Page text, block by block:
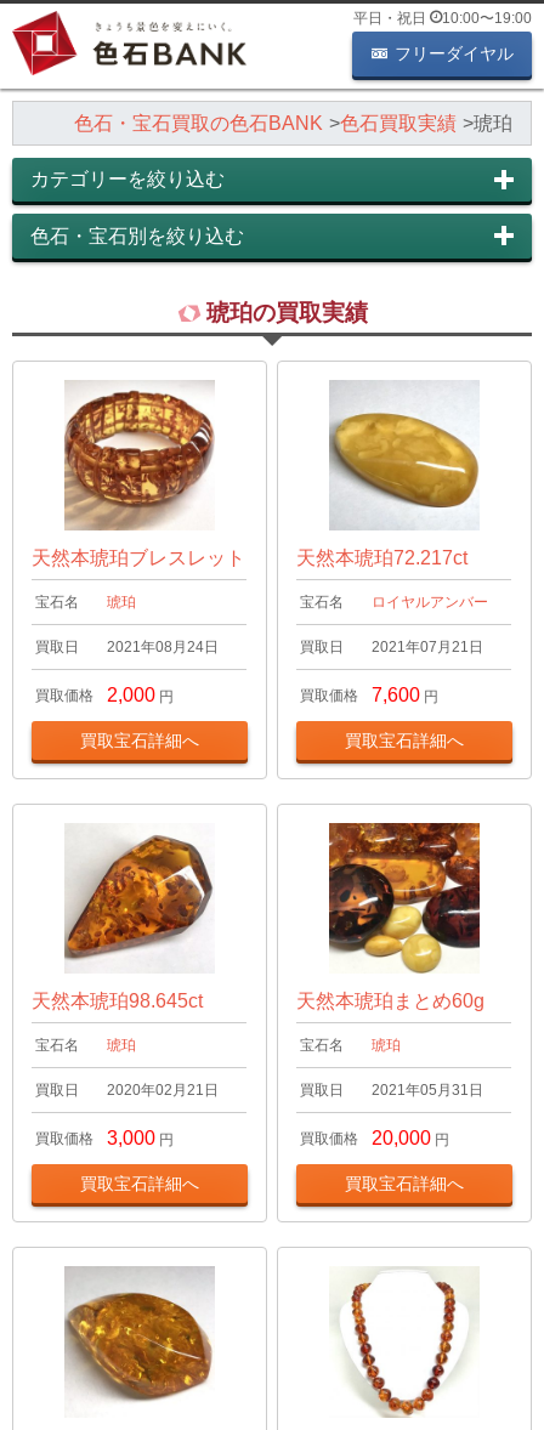
平日・祝日 10:00〜19:00
フリーダイヤル
色石・宝石買取の色石BANK 色石買取実績 琥珀
カテゴリーを絞り込む
色石・宝石別を絞り込む
琥珀の買取実績
天然本琥珀ブレスレット
宝石名 琥珀
買取日 2021年08月24日
買取価格 2,000 円
買取宝石詳細へ
天然本琥珀72.217ct
宝石名 ロイヤルアンバー
買取日 2021年07月21日
買取価格 7,600 円
買取宝石詳細へ
天然本琥珀98.645ct
宝石名 琥珀
買取日 2020年02月21日
買取価格 3,000 円
買取宝石詳細へ
天然本琥珀まとめ60g
宝石名 琥珀
買取日 2021年05月31日
買取価格 20,000 円
買取宝石詳細へ